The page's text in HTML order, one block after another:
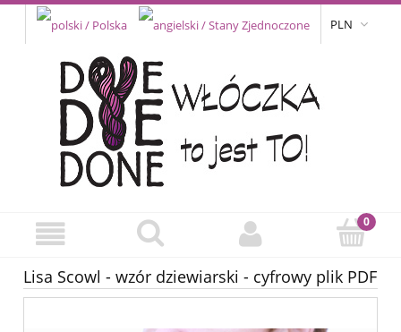
PLN
Lisa Scowl - wzór dziewiarski - cyfrowy plik PDF